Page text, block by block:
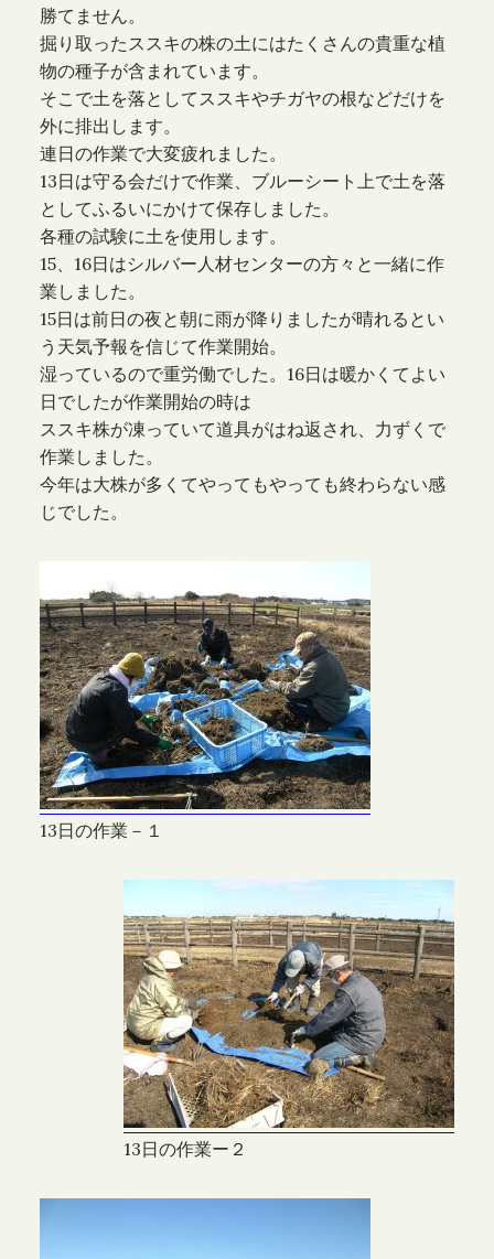
勝てません。
掘り取ったススキの株の土にはたくさんの貴重な植
物の種子が含まれています。
そこで土を落としてススキやチガヤの根などだけを
外に排出します。
連日の作業で大変疲れました。
13日は守る会だけで作業、ブルーシート上で土を落
としてふるいにかけて保存しました。
各種の試験に土を使用します。
15、16日はシルバー人材センターの方々と一緒に作
業しました。
15日は前日の夜と朝に雨が降りましたが晴れるとい
う天気予報を信じて作業開始。
湿っているので重労働でした。16日は暖かくてよい
日でしたが作業開始の時は
ススキ株が凍っていて道具がはね返され、力ずくで
作業しました。
今年は大株が多くてやってもやっても終わらない感
じでした。
13日の作業－１
13日の作業ー２